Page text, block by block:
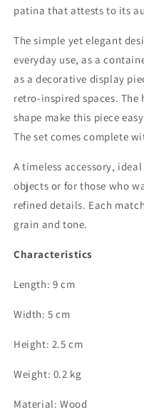
patina that attests to its
The simple yet elegant
everyday use, as a
as a decorative display
retro-inspired spaces.
shape make this piece
The set comes complete
A timeless accessory,
objects or for those who
refined details. Each
grain and tone.
Characteristics
Length: 9 cm
Width: 5 cm
Height: 2.5 cm
Weight: 0.2 kg
Material: Wood